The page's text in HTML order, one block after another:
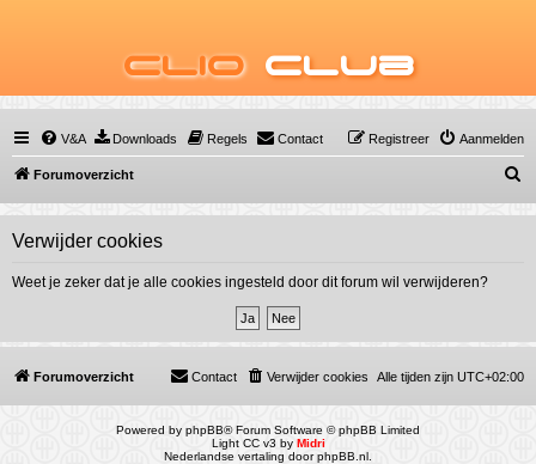
Clio Club
V&A Downloads Regels Contact Aanmelden
Registreer
Forumoverzicht
o
Verwijder cookies
Weet je zeker dat je alle cookies ingesteld door dit forum wil verwijderen?
Forumoverzicht Alle tijden zijn UTC+02:00
Verwijder cookies
Contact
Powered by phpBB® Forum Software © phpBB Limited
Light CC v3 by Midri
Nederlandse vertaling doorphpBB.nl